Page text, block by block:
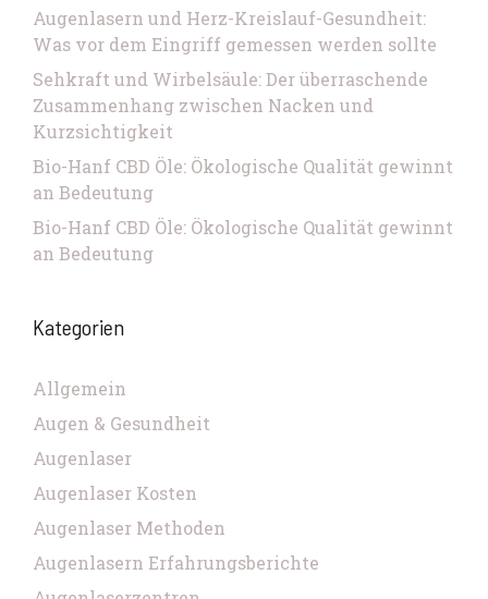
Augenlasern und Herz-Kreislauf-Gesundheit:
Was vor dem Eingriff gemessen werden sollte
Sehkraft und Wirbelsäule: Der überraschende
Zusammenhang zwischen Nacken und
Kurzsichtigkeit
Bio-Hanf CBD Öle: Ökologische Qualität gewinnt
an Bedeutung
Bio-Hanf CBD Öle: Ökologische Qualität gewinnt
an Bedeutung
Kategorien
Allgemein
Augen & Gesundheit
Augenlaser
Augenlaser Kosten
Augenlaser Methoden
Augenlasern Erfahrungsberichte